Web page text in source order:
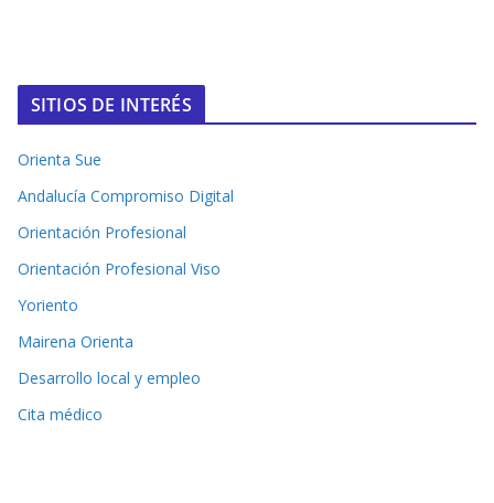
SITIOS DE INTERÉS
Orienta Sue
Andalucía Compromiso Digital
Orientación Profesional
Orientación Profesional Viso
Yoriento
Mairena Orienta
Desarrollo local y empleo
Cita médico